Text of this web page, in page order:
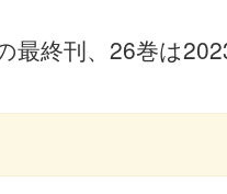
終刊、26巻は